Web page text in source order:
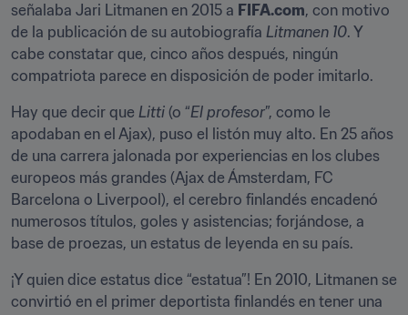
señalaba Jari Litmanen en 2015 a FIFA.com, con motivo
de la publicación de su autobiografía Litmanen 10. Y
cabe constatar que, cinco años después, ningún
compatriota parece en disposición de poder imitarlo.
Hay que decir que Litti (o “El profesor”, como le
apodaban en el Ajax), puso el listón muy alto. En 25 años
de una carrera jalonada por experiencias en los clubes
europeos más grandes (Ajax de Ámsterdam, FC
Barcelona o Liverpool), el cerebro finlandés encadenó
numerosos títulos, goles y asistencias; forjándose, a
base de proezas, un estatus de leyenda en su país.
¡Y quien dice estatus dice “estatua”! En 2010, Litmanen se
convirtió en el primer deportista finlandés en tener una